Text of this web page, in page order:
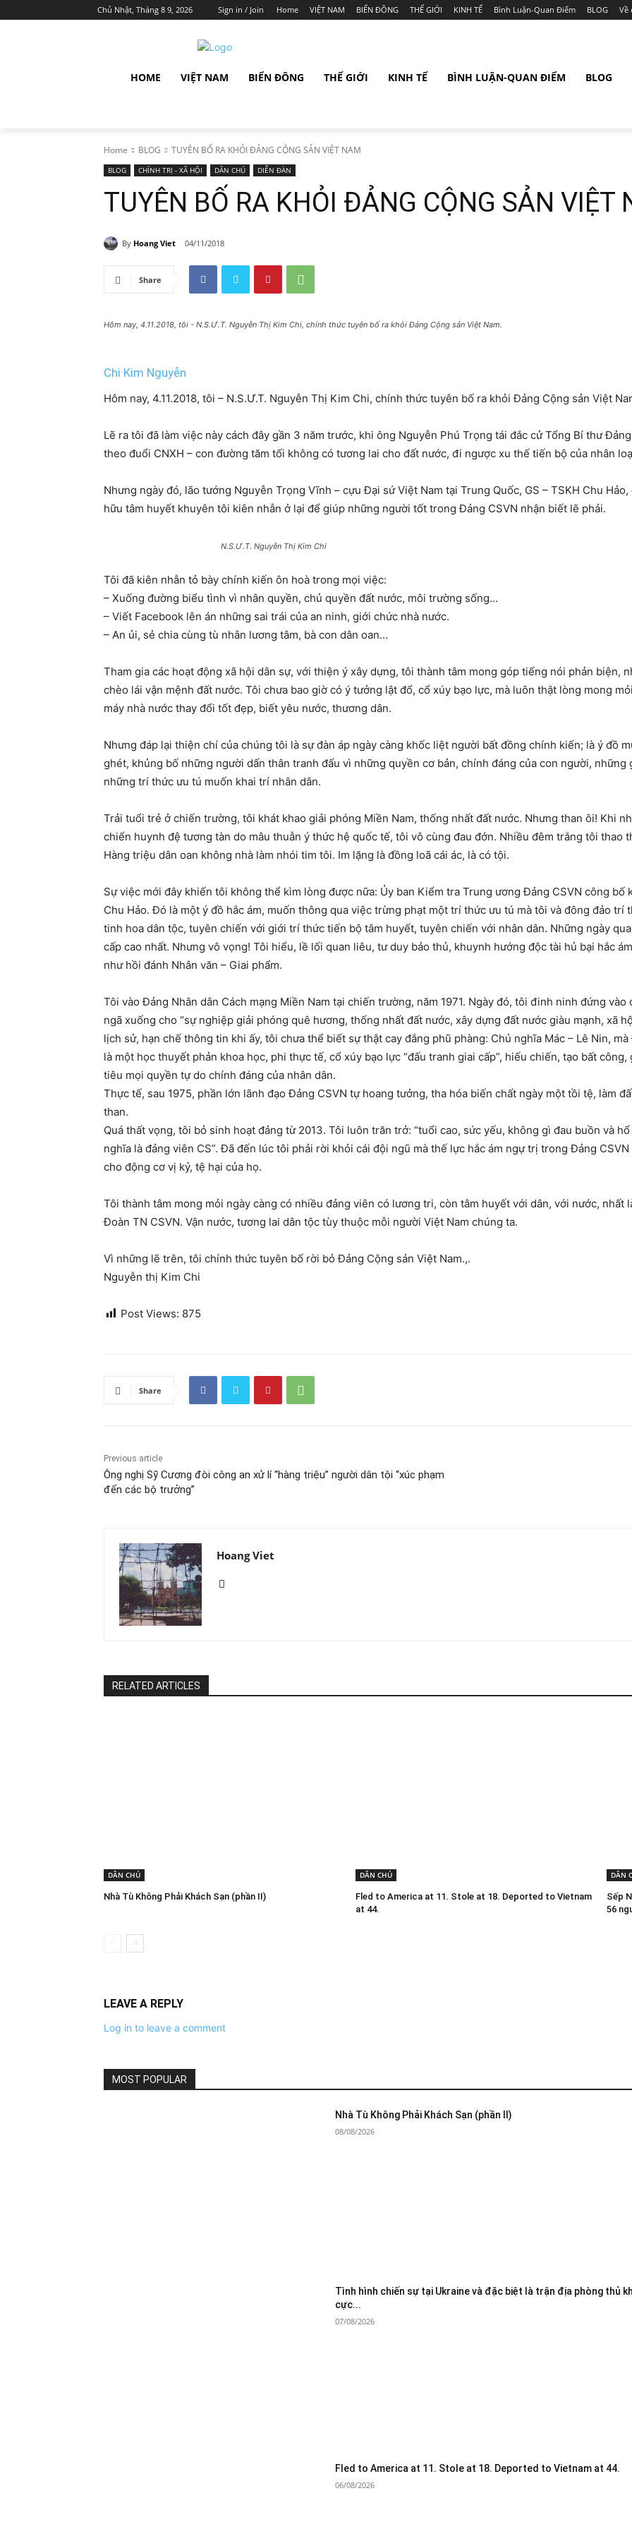
Chủ Nhật, Tháng 8 9, 2026 Sign in / Join Home VIỆT NAM BIỂN ĐÔNG THẾ GIỚI KINH TẾ Bình Luận-Quan Điểm BLOG Về
HOME VIỆT NAM BIỂN ĐÔNG THẾ GIỚI KINH TẾ BÌNH LUẬN-QUAN ĐIỂM BLOG
Home BLOG TUYÊN BỐ RA KHỎI ĐẢNG CỘNG SẢN VIỆT NAM
BLOG CHÍNH TRỊ - XÃ HỘI DÂN CHỦ DIỄN ĐÀN
TUYÊN BỐ RA KHỎI ĐẢNG CỘNG SẢN VIỆT
By Hoang Viet 04/11/2018
Share
Hôm nay, 4.11.2018, tôi - N.S.Ư.T. Nguyễn Thị Kim Chi, chính thức tuyên bố ra khỏi Đảng Cộng sản Việt Nam.
Chi Kim Nguyễn
Hôm nay, 4.11.2018, tôi – N.S.Ư.T. Nguyễn Thị Kim Chi, chính thức tuyên bố ra khỏi Đảng Cộng sản Việt
Lẽ ra tôi đã làm việc này cách đây gần 3 năm trước, khi ông Nguyễn Phú Trọng tái đắc cử Tổng Bí thư
theo đuổi CNXH – con đường tăm tối không có tương lai cho đất nước, đi ngược xu thế tiến bộ của nhân
Nhưng ngày đó, lão tướng Nguyễn Trọng Vĩnh – cựu Đại sứ Việt Nam tại Trung Quốc, GS – TSKH Chu
hữu tâm huyết khuyên tôi kiên nhẫn ở lại để giúp những người tốt trong Đảng CSVN nhận biết lẽ phải.
N.S.Ư.T. Nguyễn Thị Kim Chi
Tôi đã kiên nhẫn tỏ bày chính kiến ôn hoà trong mọi việc:
– Xuống đường biểu tình vì nhân quyền, chủ quyền đất nước, môi trường sống…
– Viết Facebook lên án những sai trái của an ninh, giới chức nhà nước.
– An ủi, sẻ chia cùng tù nhân lương tâm, bà con dân oan…
Tham gia các hoạt động xã hội dân sự, với thiện ý xây dựng, tôi thành tâm mong góp tiếng nói phản biện,
chèo lái vận mệnh đất nước. Tôi chưa bao giờ có ý tưởng lật đổ, cổ xúy bạo lực, mà luôn thật lòng mong
máy nhà nước thay đổi tốt đẹp, biết yêu nước, thương dân.
Nhưng đáp lại thiện chí của chúng tôi là sự đàn áp ngày càng khốc liệt người bất đồng chính kiến; là ý đồ
ghét, khủng bố những người dấn thân tranh đấu vì những quyền cơ bản, chính đáng của con người, những
những trí thức ưu tú muốn khai trí nhân dân.
Trải tuổi trẻ ở chiến trường, tôi khát khao giải phóng Miền Nam, thống nhất đất nước. Nhưng than ôi! Khi
chiến huynh đệ tương tàn do mâu thuẫn ý thức hệ quốc tế, tôi vô cùng đau đớn. Nhiều đêm trắng tôi thao
Hàng triệu dân oan không nhà làm nhói tim tôi. Im lặng là đồng loã cái ác, là có tội.
Sự việc mới đây khiến tôi không thể kìm lòng được nữa: Ủy ban Kiểm tra Trung ương Đảng CSVN công bố
Chu Hảo. Đó là một ý đồ hắc ám, muốn thông qua việc trừng phạt một trí thức ưu tú mà tôi và đông đảo
tinh hoa dân tộc, tuyên chiến với giới trí thức tiến bộ tâm huyết, tuyên chiến với nhân dân. Những ngày
cấp cao nhất. Nhưng vô vọng! Tôi hiểu, lề lối quan liêu, tư duy bảo thủ, khuynh hướng độc tài hủ bại hắc
như hồi đánh Nhân văn – Giai phẩm.
Tôi vào Đảng Nhân dân Cách mạng Miền Nam tại chiến trường, năm 1971. Ngày đó, tôi đinh ninh đứng
ngã xuống cho “sự nghiệp giải phóng quê hương, thống nhất đất nước, xây dựng đất nước giàu mạnh, xã
lịch sử, hạn chế thông tin khi ấy, tôi chưa thể biết sự thật cay đắng phũ phàng: Chủ nghĩa Mác – Lê Nin,
là một học thuyết phản khoa học, phi thực tế, cổ xúy bạo lực “đấu tranh giai cấp”, hiếu chiến, tạo bất
tiêu mọi quyền tự do chính đáng của nhân dân.
Thực tế, sau 1975, phần lớn lãnh đạo Đảng CSVN tự hoang tưởng, tha hóa biến chất ngày một tồi tệ, làm
than.
Quá thất vọng, tôi bỏ sinh hoạt đảng từ 2013. Tôi luôn trăn trở: “tuổi cao, sức yếu, không gì đau buồn và
nghĩa là đảng viên CS”. Đã đến lúc tôi phải rời khỏi cái đội ngũ mà thế lực hắc ám ngự trị trong Đảng
cho động cơ vị kỷ, tệ hại của họ.
Tôi thành tâm mong mỏi ngày càng có nhiều đảng viên có lương tri, còn tâm huyết với dân, với nước, nhất
Đoàn TN CSVN. Vận nước, tương lai dân tộc tùy thuộc mỗi người Việt Nam chúng ta.
Vì những lẽ trên, tôi chính thức tuyên bố rời bỏ Đảng Cộng sản Việt Nam.,.
Nguyễn thị Kim Chi
Post Views: 875
Share
Previous article
Ông nghị Sỹ Cương đòi công an xử lí “hàng triệu” người dân tội “xúc phạm
đến các bộ trưởng”
Hoang Viet
RELATED ARTICLES
DÂN CHỦ
Nhà Tù Không Phải Khách Sạn (phần II)
DÂN CHỦ
Fled to America at 11. Stole at 18. Deported to Vietnam
at 44.
DÂN
Sếp
56
LEAVE A REPLY
Log in to leave a comment
MOST POPULAR
Nhà Tù Không Phải Khách Sạn (phần II)
08/08/2026
Tình hình chiến sự tại Ukraine và đặc biệt là trận địa phòng thủ
cực...
07/08/2026
Fled to America at 11. Stole at 18. Deported to Vietnam at 44.
06/08/2026